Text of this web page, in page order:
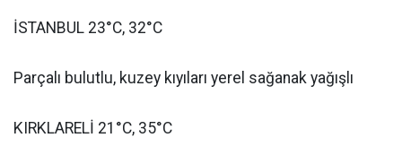
İSTANBUL 23°C, 32°C
Parçalı bulutlu, kuzey kıyıları yerel sağanak yağışlı
KIRKLARELİ 21°C, 35°C